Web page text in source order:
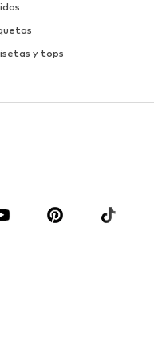
y tops
interior
y camisas